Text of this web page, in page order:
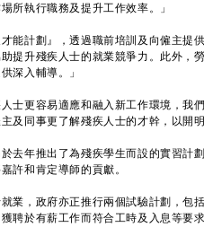
所執行職務及提升工作效率。」
計劃』，透過職前培訓及向僱主提
提升殘疾人士的就業競爭力。此外，
深入輔導。」
更容易適應和融入新工作環境，我
及同事更了解殘疾人士的才幹，以開
年推出了為殘疾學生而設的實習計
許和肯定導師的貢獻。
，政府亦正推行兩個試驗計劃，包
聘於有薪工作而符合工時及入息等要